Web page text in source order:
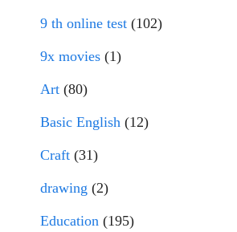
9 th online test (102)
9x movies (1)
Art (80)
Basic English (12)
Craft (31)
drawing (2)
Education (195)